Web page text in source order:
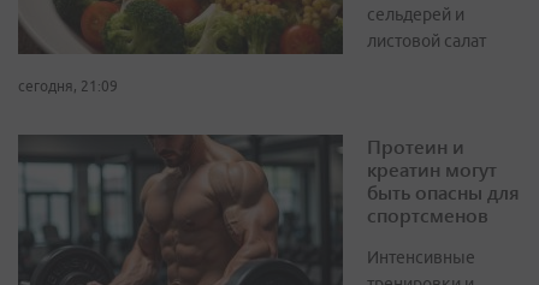
сельдерей и
листовой салат
сегодня, 21:09
Протеин и
креатин могут
быть опасны для
спортсменов
Интенсивные